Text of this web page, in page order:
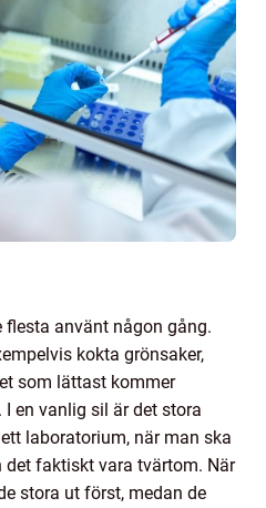
flesta använt någon gång.
kokta grönsaker,
som lättast kommer
en vanlig sil är det stora
laboratorium, när man ska
faktiskt vara tvärtom. När
stora ut först, medan de